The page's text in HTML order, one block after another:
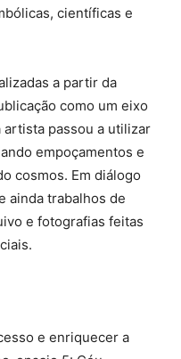
científicas e
a partir da
como um eixo
passou a utilizar
empoçamentos e
cosmos. Em diálogo
ainda trabalhos de
e fotografias feitas
e enriquecer a